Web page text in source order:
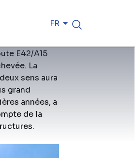
FR
E42/A15
La
sens aura
grand
années, a
de la